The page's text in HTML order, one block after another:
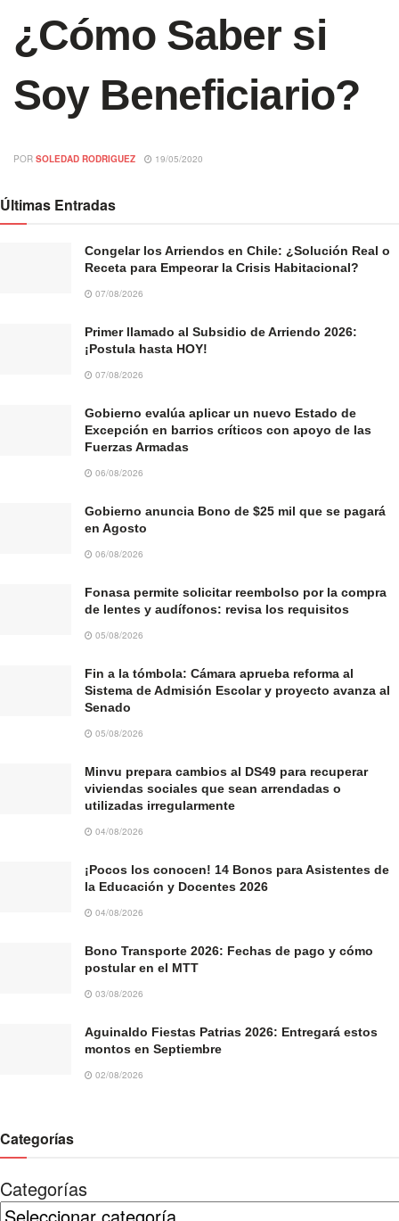
¿Cómo Saber si
Soy Beneficiario?
POR SOLEDAD RODRIGUEZ 19/05/2020
Últimas Entradas
Congelar los Arriendos en Chile: ¿Solución Real o
Receta para Empeorar la Crisis Habitacional?
07/08/2026
Primer llamado al Subsidio de Arriendo 2026:
¡Postula hasta HOY!
07/08/2026
Gobierno evalúa aplicar un nuevo Estado de
Excepción en barrios críticos con apoyo de las
Fuerzas Armadas
06/08/2026
Gobierno anuncia Bono de $25 mil que se pagará
en Agosto
06/08/2026
Fonasa permite solicitar reembolso por la compra
de lentes y audífonos: revisa los requisitos
05/08/2026
Fin a la tómbola: Cámara aprueba reforma al
Sistema de Admisión Escolar y proyecto avanza al
Senado
05/08/2026
Minvu prepara cambios al DS49 para recuperar
viviendas sociales que sean arrendadas o
utilizadas irregularmente
04/08/2026
¡Pocos los conocen! 14 Bonos para Asistentes de
la Educación y Docentes 2026
04/08/2026
Bono Transporte 2026: Fechas de pago y cómo
postular en el MTT
03/08/2026
Aguinaldo Fiestas Patrias 2026: Entregará estos
montos en Septiembre
02/08/2026
Categorías
Categorías